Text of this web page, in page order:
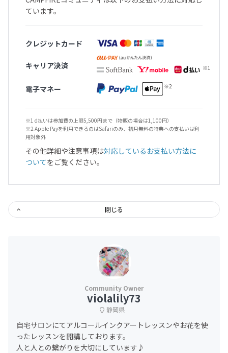
ています。
クレジットカード
キャリア決済
電子マネー
※1 d払いは参加費の上限5,500円まで（物販の場合は1,100円）
※2 Apple Payを利用できるのはSafariのみ、初月無料の特典への支払いは利
用対象外
その他詳細や注意事項は対応しているお支払い方法に
ついてをご覧ください。
閉じる
violalily73
静岡県
自宅サロンにてアルコールインクアートレッスンやお花を使
ったレッスンを開講しております。
人と人との繋がりを大切にしています♪